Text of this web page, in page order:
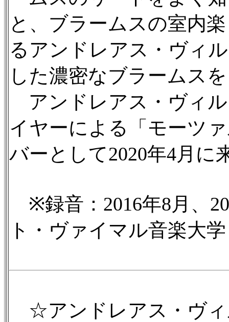
と、ブラームスの室内
るアンドレアス・ヴィ
した濃密なブラームス
アンドレアス・ヴィ
イヤーによる「モーツ
バーとして2020年4月に
※録音：2016年8月、
ト・ヴァイマル音楽大
☆アンドレアス・ヴィ